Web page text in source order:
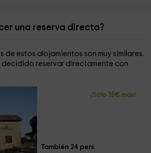
una reserva directa?
de estos alojamientos son muy similares.
decidido reservar directamente con
¡Sólo 15€ más!
También 24 pers.